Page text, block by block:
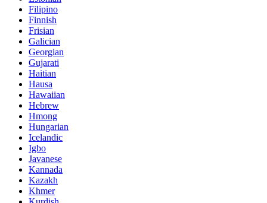
Filipino
Finnish
Frisian
Galician
Georgian
Gujarati
Haitian
Hausa
Hawaiian
Hebrew
Hmong
Hungarian
Icelandic
Igbo
Javanese
Kannada
Kazakh
Khmer